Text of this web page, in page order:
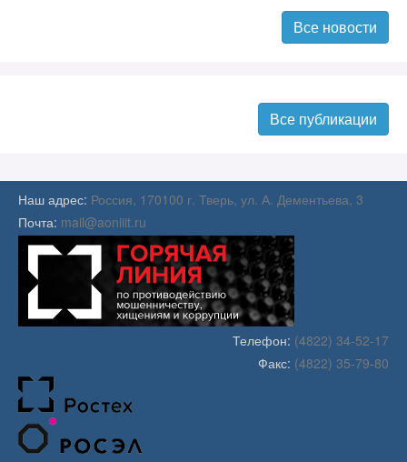
Читать далее
Все новости
Все публикации
Наш адрес: Россия, 170100 г. Тверь, ул. А. Дементьева, 3
Почта: mail@aoniiit.ru
Телефон: (4822) 34-52-17
Факс: (4822) 35-79-80